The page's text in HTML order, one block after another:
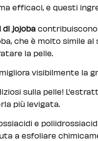
efficaci, e questi
di jojoba contribuiscono
che è molto simile
la pelle.
migliora visibilmente la
sulla pelle!
più levigata.
e
a esfoliare